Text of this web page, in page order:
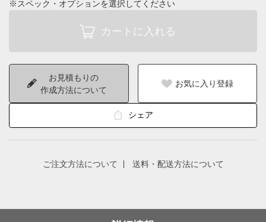
※スペック・オプションを選択してください
お見積もりの
作成方法について
お気に入り登録
シェア
ご注文方法について 送料・配送方法について